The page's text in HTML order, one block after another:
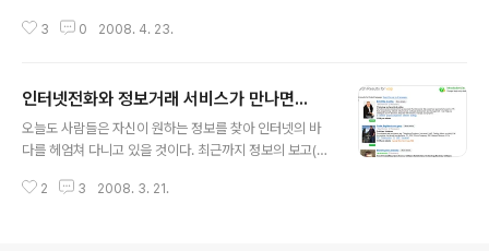
업자가 또 있는데, 오늘 소개드리려고 하는 곳은 브로드소프트(BroadSoft)이
드소프트도 API를 공개하고 서드파티 어플리케이션 개발을 장려하고 있다. 브
로드소프트의 프로젝트 이름은 BroadSoft Xtended인데, 개발자를 위한 프
로그램과 개발한 어플리케이션을 올려서 판매도 할 수 있는 마켓..
3 0 2008. 4. 23.
인터넷전화와 정보거래 서비스가 만나면...
오늘도 사람들은 자신이 원하는 정보를 찾아 인터넷의 바
다를 헤엄쳐 다니고 있을 것이다. 최근까지 정보의 보고(寶
수 있을 것이다. 네이버가 이렇게 성장하는데 결정적인 역
2 3 2008. 3. 21.